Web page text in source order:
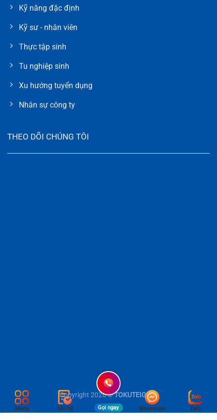
Kỹ năng đặc định
Kỹ sư - nhân viên
Thực tập sinh
Tu nghiệp sinh
Xu hướng tuyển dụng
Nhân sự công ty
THEO DÕI CHÚNG TÔI
Menu liên hệ Gọi ngay Messenger Zalo
Copyright 2026 ©TOKUTEIGINO
[/lightbox]